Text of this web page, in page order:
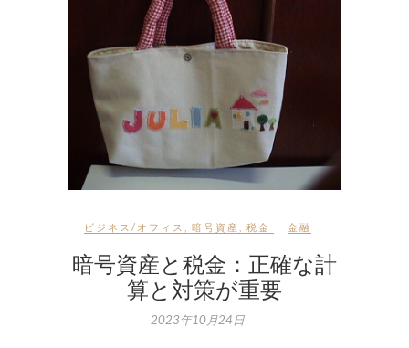
ビジネス/オフィス 暗号資産 税金 金融
暗号資産と税金：正確な計
算と対策が重要
2023年10月24日